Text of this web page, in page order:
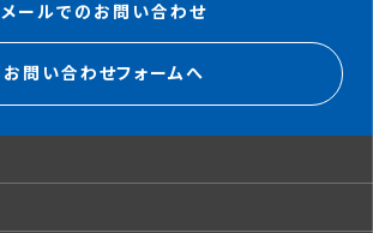
メールでのお問い合わせ
お問い合わせフォームへ